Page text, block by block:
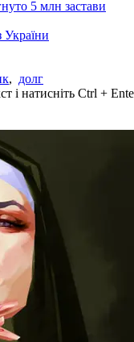
5 млн застави
України
, долг
і натисніть Ctrl +